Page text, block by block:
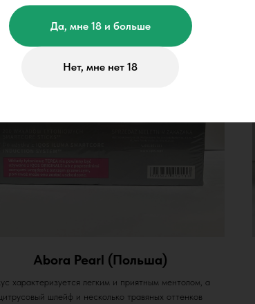
Да, мне 18 и больше
Нет, мне нет 18
Abora Pearl (Польша)
характеризуется легким и приятным ментолом, а
шлейф и несколько травяных оттенков